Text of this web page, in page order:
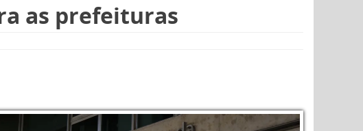
as prefeituras